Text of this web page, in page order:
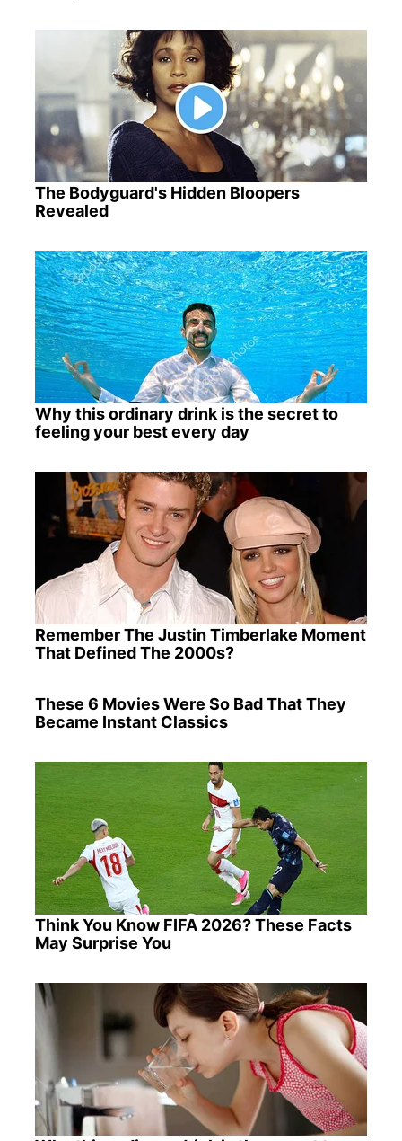
The Bodyguard's Hidden Bloopers
Revealed
Why this ordinary drink is the secret to
feeling your best every day
Remember The Justin Timberlake Moment
That Defined The 2000s?
These 6 Movies Were So Bad That They
Became Instant Classics
Think You Know FIFA 2026? These Facts
May Surprise You